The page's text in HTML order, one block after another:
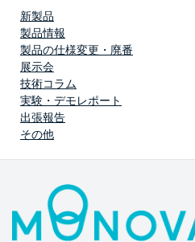
新製品
製品情報
製品の仕様変更・廃番
展示会
技術コラム
実験・デモレポート
出張報告
その他